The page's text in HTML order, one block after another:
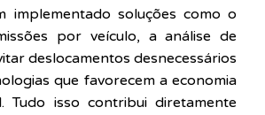
implementado soluções como o
por veículo, a análise de
deslocamentos desnecessários
que favorecem a economia
Tudo isso contribui diretamente